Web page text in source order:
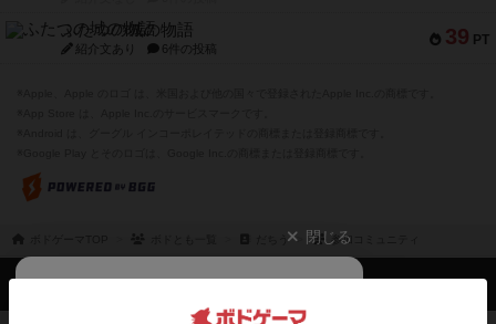
39 PT
ふたつの城の物語
紹介文あり 6件の投稿
だちう 参加コミュニティ
閉じる
て、
ボドゲーマTOP